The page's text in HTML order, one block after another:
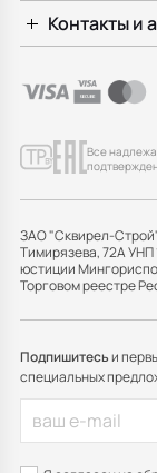
Контакты и
Все
ЗАО "Сквирел-Строй"
Тимирязева, 72А УНП
юстиции
Торговом реестре
Подпишитесьи
специальных